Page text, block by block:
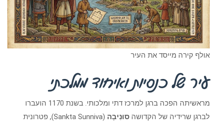
אולף קירה מייסד את העיר
עיר של כנסיות ואיחוד ממלכתי
מראשיתה הפכה ברגן למרכז דתי ומלכותי. בשנת 1170 הועברו
לברגן שרידיה של הקדושה סוּנִיבָה
(Sankta Sunniva), פטרונית